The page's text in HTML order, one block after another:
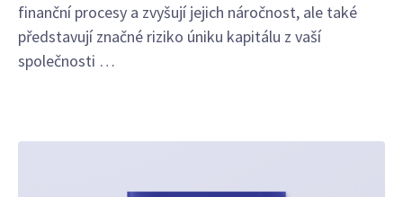
finanční procesy a zvyšují jejich náročnost, ale také
představují značné riziko úniku kapitálu z vaší
společnosti …